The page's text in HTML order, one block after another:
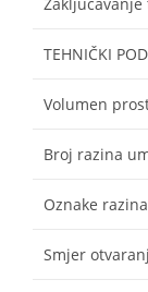
TEHNIČKI
Volumen
Broj razina
Oznake
Smjer